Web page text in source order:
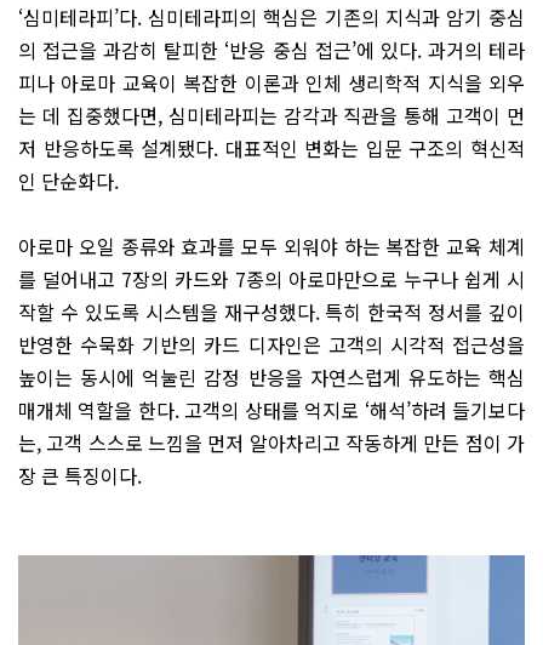
‘심미테라피’다. 심미테라피의 핵심은 기존의 지식과 암기 중심
의 접근을 과감히 탈피한 ‘반응 중심 접근’에 있다. 과거의 테라
피나 아로마 교육이 복잡한 이론과 인체 생리학적 지식을 외우
는 데 집중했다면, 심미테라피는 감각과 직관을 통해 고객이 먼
저 반응하도록 설계됐다. 대표적인 변화는 입문 구조의 혁신적
인 단순화다.
아로마 오일 종류와 효과를 모두 외워야 하는 복잡한 교육 체계
를 덜어내고 7장의 카드와 7종의 아로마만으로 누구나 쉽게 시
작할 수 있도록 시스템을 재구성했다. 특히 한국적 정서를 깊이
반영한 수묵화 기반의 카드 디자인은 고객의 시각적 접근성을
높이는 동시에 억눌린 감정 반응을 자연스럽게 유도하는 핵심
매개체 역할을 한다. 고객의 상태를 억지로 ‘해석’하려 들기보다
는, 고객 스스로 느낌을 먼저 알아차리고 작동하게 만든 점이 가
장 큰 특징이다.